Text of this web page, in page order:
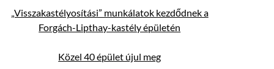
„Visszakastélyosítási” munkálatok kezdődnek a
Forgách-Lipthay-kastély épületén
Közel 40 épület újul meg